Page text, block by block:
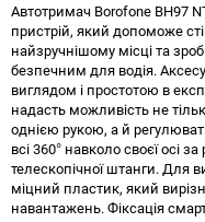
Автотримач Borofone BH97
пристрій, який допоможе
найзручнішому місці та
безпечним для водія.
виглядом і простотою в
надасть можливість не
однією рукою, а й
всі 360° навколо своєї осі
телескопічної штанги. Для
міцний пластик, який
навантажень. Фіксація